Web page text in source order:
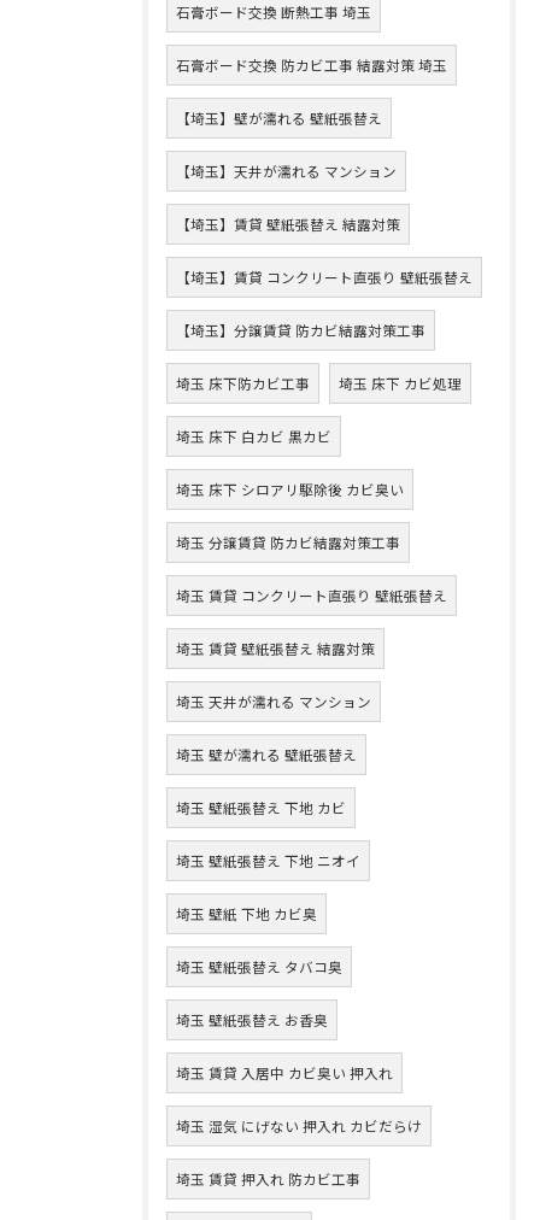
石膏ボード交換 断熱工事 埼玉
石膏ボード交換 防カビ工事 結露対策 埼玉
【埼玉】壁が濡れる 壁紙張替え
【埼玉】天井が濡れる マンション
【埼玉】賃貸 壁紙張替え 結露対策
【埼玉】賃貸 コンクリート直張り 壁紙張替え
【埼玉】分譲賃貸 防カビ結露対策工事
埼玉 床下防カビ工事 埼玉 床下 カビ処理
埼玉 床下 白カビ 黒カビ
埼玉 床下 シロアリ駆除後 カビ臭い
埼玉 分譲賃貸 防カビ結露対策工事
埼玉 賃貸 コンクリート直張り 壁紙張替え
埼玉 賃貸 壁紙張替え 結露対策
埼玉 天井が濡れる マンション
埼玉 壁が濡れる 壁紙張替え
埼玉 壁紙張替え 下地 カビ
埼玉 壁紙張替え 下地 ニオイ
埼玉 壁紙 下地 カビ臭
埼玉 壁紙張替え タバコ臭
埼玉 壁紙張替え お香臭
埼玉 賃貸 入居中 カビ臭い 押入れ
埼玉 湿気 にげない 押入れ カビだらけ
埼玉 賃貸 押入れ 防カビ工事